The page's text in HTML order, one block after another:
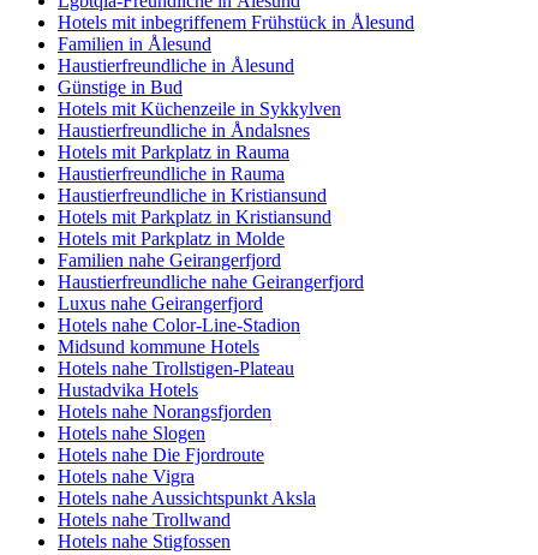
Hotels mit inbegriffenem Frühstück in Ålesund
Familien in Ålesund
Haustierfreundliche in Ålesund
Günstige in Bud
Hotels mit Küchenzeile in Sykkylven
Haustierfreundliche in Åndalsnes
Hotels mit Parkplatz in Rauma
Haustierfreundliche in Rauma
Haustierfreundliche in Kristiansund
Hotels mit Parkplatz in Kristiansund
Hotels mit Parkplatz in Molde
Familien nahe Geirangerfjord
Haustierfreundliche nahe Geirangerfjord
Luxus nahe Geirangerfjord
Hotels nahe Color-Line-Stadion
Midsund kommune Hotels
Hotels nahe Trollstigen-Plateau
Hustadvika Hotels
Hotels nahe Norangsfjorden
Hotels nahe Slogen
Hotels nahe Die Fjordroute
Hotels nahe Vigra
Hotels nahe Aussichtspunkt Aksla
Hotels nahe Trollwand
Hotels nahe Stigfossen